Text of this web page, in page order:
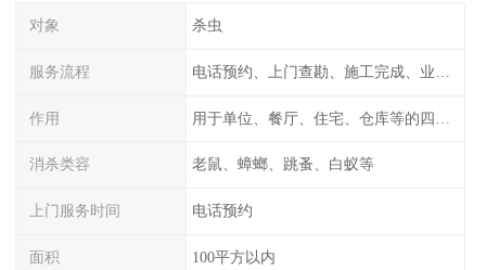
对象 杀虫
服务流程
作用
消杀类容 老鼠、蟑螂、跳蚤、白蚁等
上门服务时间 电话预约
面积 100平方以内